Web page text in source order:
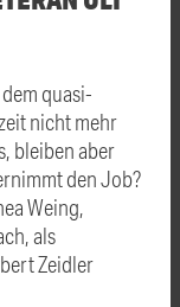
quasi-
nicht mehr
bleiben aber
den Job?
Weing,
als
Zeidler